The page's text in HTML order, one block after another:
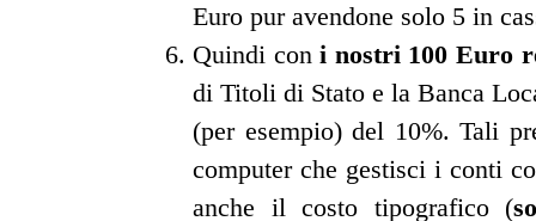
Euro pur avendone solo 5 in
Quindi coni nostri 100 Euro
di Titoli di Stato e la Banca
(per esempio) del 10%. Tali
computer che gestisci i conti
anche il costo tipografico (